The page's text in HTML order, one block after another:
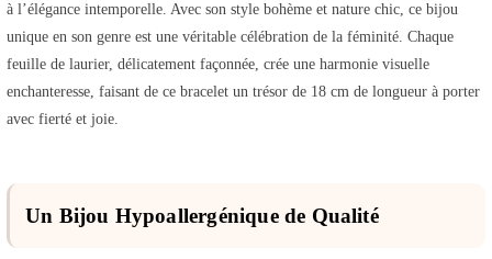
à l’élégance intemporelle. Avec son style bohème et nature chic, ce bijou
unique en son genre est une véritable célébration de la féminité. Chaque
feuille de laurier, délicatement façonnée, crée une harmonie visuelle
enchanteresse, faisant de ce bracelet un trésor de 18 cm de longueur à porter
avec fierté et joie.
Un Bijou Hypoallergénique de Qualité